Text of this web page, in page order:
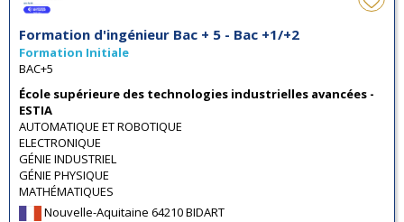
Formation d'ingénieur Bac + 5 - Bac +1/+2
Formation Initiale
BAC+5
École supérieure des technologies industrielles avancées -
ESTIA
AUTOMATIQUE ET ROBOTIQUE
ELECTRONIQUE
GÉNIE INDUSTRIEL
GÉNIE PHYSIQUE
MATHÉMATIQUES
Nouvelle-Aquitaine 64210 BIDART